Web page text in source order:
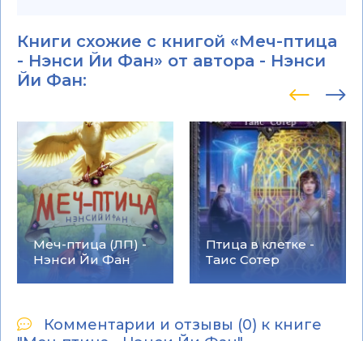
Книги схожие с книгой «Меч-птица
- Нэнси Йи Фан» от автора - Нэнси
Йи Фан:
Меч-птица (ЛП) -
Нэнси Йи Фан
Птица в клетке -
Таис Сотер
Комментарии и отзывы (0) к книге